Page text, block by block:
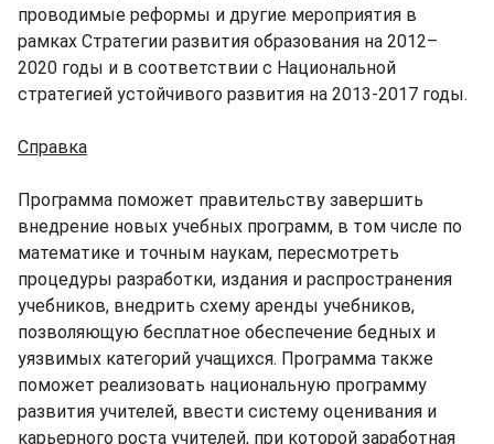
проводимые реформы и другие мероприятия в
рамках Стратегии развития образования на 2012–
2020 годы и в соответствии с Национальной
стратегией устойчивого развития на 2013-2017 годы.
Справка
Программа поможет правительству завершить
внедрение новых учебных программ, в том числе по
математике и точным наукам, пересмотреть
процедуры разработки, издания и распространения
учебников, внедрить схему аренды учебников,
позволяющую бесплатное обеспечение бедных и
уязвимых категорий учащихся. Программа также
поможет реализовать национальную программу
развития учителей, ввести систему оценивания и
карьерного роста учителей, при которой заработная